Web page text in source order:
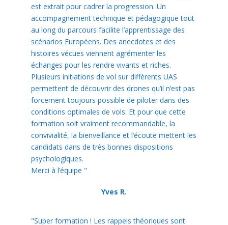
est extrait pour cadrer la progression. Un
accompagnement technique et pédagogique tout
au long du parcours facilite l’apprentissage des
scénarios Européens. Des anecdotes et des
histoires vécues viennent agrémenter les
échanges pour les rendre vivants et riches.
Plusieurs initiations de vol sur différents UAS
permettent de découvrir des drones qu’il n’est pas
forcement toujours possible de piloter dans des
conditions optimales de vols. Et pour que cette
formation soit vraiment recommandable, la
convivialité, la bienveillance et l’écoute mettent les
candidats dans de très bonnes dispositions
psychologiques.
Merci à l’équipe "
Yves R.
"Super formation ! Les rappels théoriques sont